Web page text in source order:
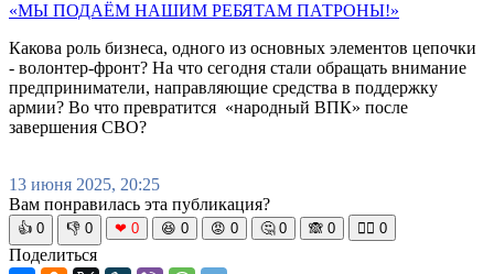
«МЫ ПОДАЁМ НАШИМ РЕБЯТАМ ПАТРОНЫ!»
Какова роль бизнеса, одного из основных элементов цепочки
- волонтер-фронт? На что сегодня стали обращать внимание
предприниматели, направляющие средства в поддержку
армии? Во что превратится «народный ВПК» после
завершения СВО?
13 июня 2025, 20:25
Вам понравилась эта публикация?
👍 0 👎 0 ❤ 0 😆 0 😡 0 🤔 0 🙈 0 🧘‍♀️ 0
Поделиться